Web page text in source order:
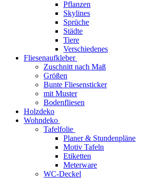
Pflanzen
Skylines
Sprüche
Städte
Tiere
Verschiedenes
Fliesenaufkleber
Zuschnitt nach Maß
Größen
Bunte Fliesensticker
mit Muster
Bodenfliesen
Holzdeko
Wohndeko
Tafelfolie
Planer & Stundenpläne
Motiv Tafeln
Etiketten
Meterware
WC-Deckel